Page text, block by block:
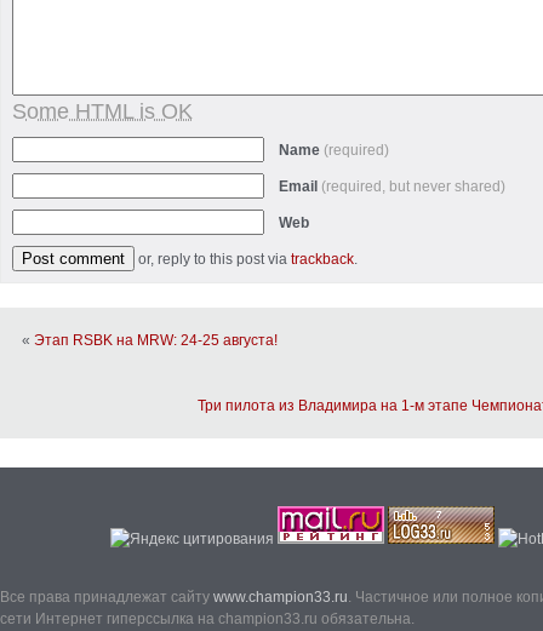
Some HTML is OK
Name (required)
Email (required, but never shared)
Web
or, reply to this post via trackback.
« Этап RSBK на MRW: 24-25 августа!
Три пилота из Владимира на 1-м этапе
Все права принадлежат сайту www.champion33.ru. Частичное или полное
сети Интернет гиперссылка на champion33.ru обязательна.